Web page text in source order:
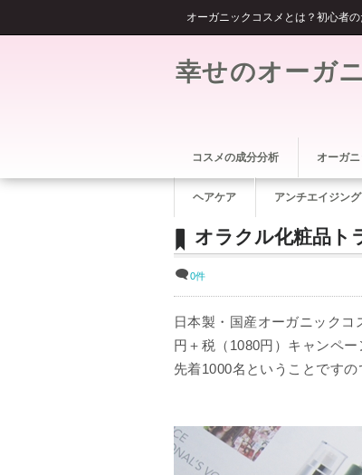
幸せのオーガ
オラクル化粧品ト
0件
日本製・国産オーガニック
円＋税（1080円）キャンペー
先着1000名ということですの
オーガニックコスメとは？初心者
コスメの成分分析 オーガ
ヘアケア アンチエイジング